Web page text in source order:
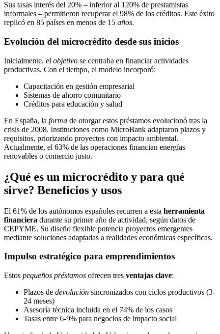
Sus tasas interés del 20% – inferior al 120% de prestamistas
informales – permitieron recuperar el 98% de los créditos. Este éxito
replicó en 85 países en menos de 15 años.
Evolución del microcrédito desde sus inicios
Inicialmente, el objetivo se centraba en financiar actividades
productivas. Con el tiempo, el modelo incorporó:
Capacitación en gestión empresarial
Sistemas de ahorro comunitario
Créditos para educación y salud
En España, la forma de otorgar estos préstamos evolucionó tras la
crisis de 2008. Instituciones como MicroBank adaptaron plazos y
requisitos, priorizando proyectos con impacto ambiental.
Actualmente, el 63% de las operaciones financian energías
renovables o comercio justo.
¿Qué es un microcrédito y para qué
sirve? Beneficios y usos
El 61% de los autónomos españoles recurren a esta herramienta
financiera durante su primer año de actividad, según datos de
CEPYME. Su diseño flexible potencia proyectos emergentes
mediante soluciones adaptadas a realidades económicas específicas.
Impulso estratégico para emprendimientos
Estos pequeños préstamos ofrecen tres ventajas clave:
Plazos de devolución sincronizados con ciclos productivos (3-
24 meses)
Asesoría técnica incluida en el 74% de los casos
Tasas entre 6-9% para negocios de impacto social